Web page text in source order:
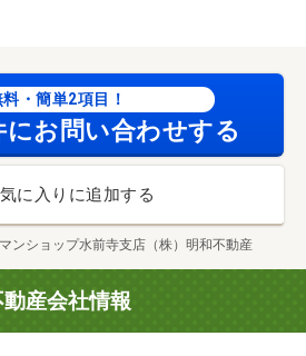
１丁目店（コンビニ）まで９７９
料・簡単2項目！
にお問い合わせする
に入りに追加する
ンショップ水前寺支店（株）明和不動産
産会社情報